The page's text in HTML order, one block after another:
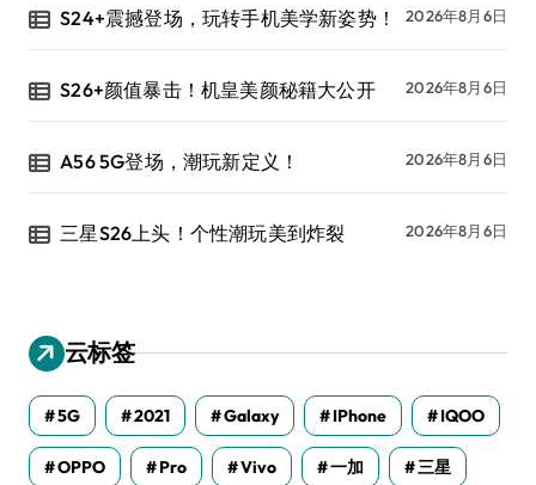
S24+震撼登场，玩转手机美学新姿势！ 2026年8月6日
S26+颜值暴击！机皇美颜秘籍大公开 2026年8月6日
A56 5G登场，潮玩新定义！ 2026年8月6日
三星S26上头！个性潮玩美到炸裂 2026年8月6日
云标签
5G 2021 Galaxy IPhone IQOO
OPPO Pro Vivo 一加 三星